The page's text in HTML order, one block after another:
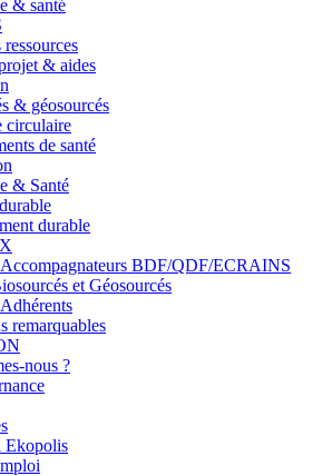
& santé
& aides
& géosourcés
circulaire
de santé
& Santé
durable
BDF/QDF/ECRAINS
et Géosourcés
remarquables
nous ?
Ekopolis